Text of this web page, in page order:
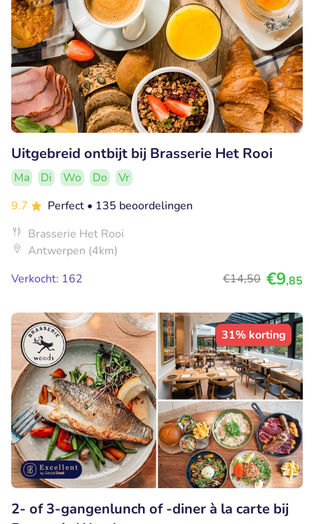
Uitgebreid ontbijt bij Brasserie Het Rooi
Ma Di Wo Do
Vr
9.7
Perfect • 135 beoordelingen
Brasserie Het Rooi
Antwerpen (4km)
Verkocht: 162
€14,50 €9,85
31% korting
2- of 3-gangenlunch of -diner à la carte bij